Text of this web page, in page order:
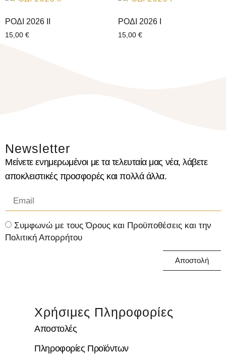
ΡΟΔΙ 2026 ΙI
15,00 €
ΡΟΔΙ 2026 Ι
15,00 €
Newsletter
Μείνετε ενημερωμένοι με τα τελευταία μας νέα, λάβετε
αποκλειστικές προσφορές και πολλά άλλα.
Συμφωνώ με τους Όρους και Προϋποθέσεις και την
Πολιτική Απορρήτου
Αποστολή
Χρήσιμες Πληροφορίες
Αποστολές
Πληροφορίες Προϊόντων